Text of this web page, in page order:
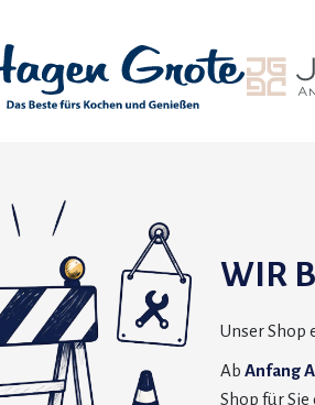
WIR
Unser Shop
Ab Anfang
Shop für Sie